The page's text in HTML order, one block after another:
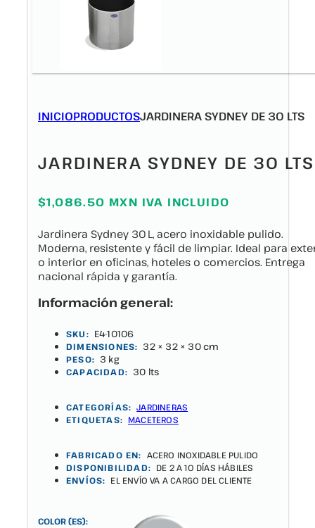
INICIOPRODUCTOSJARDINERA SYDNEY DE 30 LTS
JARDINERA SYDNEY DE 30 LTS
$1,086.50 MXN IVA INCLUIDO
Jardinera Sydney 30 L, acero inoxidable pulido.
Moderna, resistente y fácil de limpiar. Ideal para
o interior en oficinas, hoteles o comercios. Entrega
nacional rápida y garantía.
Información general:
SKU: E4-10106
DIMENSIONES: 32 × 32 × 30 cm
PESO: 3 kg
CAPACIDAD: 30 lts
CATEGORÍAS: JARDINERAS
ETIQUETAS: MACETEROS
FABRICADO EN: ACERO INOXIDABLE PULIDO
DISPONIBILIDAD: DE 2 A 10 DÍAS HÁBILES
ENVÍOS: EL ENVÍO VA A CARGO DEL CLIENTE
COLOR (ES):